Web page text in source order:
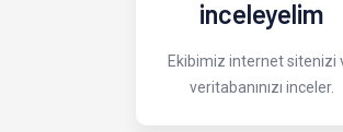
inceleyelim
Ekibimiz internet sitenizi
veritabanınızı inceler.